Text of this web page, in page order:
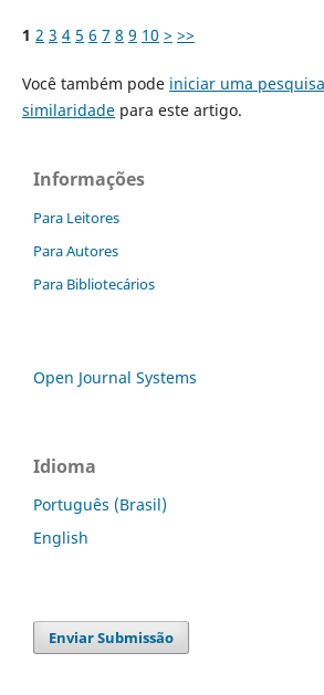
1 2 3 4 5 6 7 8 9 10 > >>
Você também pode iniciar uma
similaridadepara este artigo.
Informações
Para Leitores
Para Autores
Para Bibliotecários
Open Journal Systems
Idioma
Português (Brasil)
English
Enviar Submissão